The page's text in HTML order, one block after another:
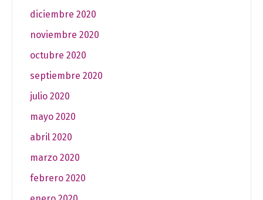
diciembre 2020
noviembre 2020
octubre 2020
septiembre 2020
julio 2020
mayo 2020
abril 2020
marzo 2020
febrero 2020